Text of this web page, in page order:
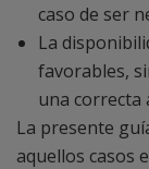
caso de ser
La
favorables,
una correcta
La presente
aquellos casos